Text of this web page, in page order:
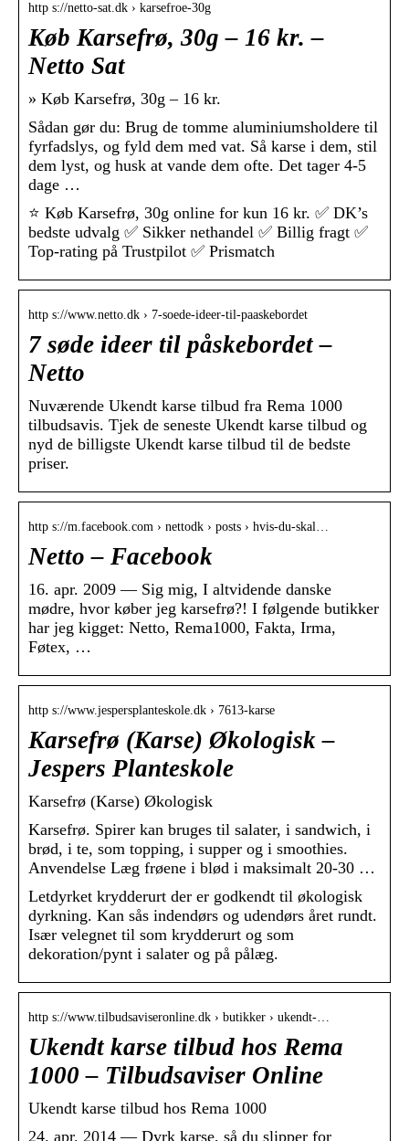
http s://netto-sat.dk › karsefroe-30g
Køb Karsefrø, 30g – 16 kr. –
Netto Sat
» Køb Karsefrø, 30g – 16 kr.
Sådan gør du: Brug de tomme aluminiumsholdere til
fyrfadslys, og fyld dem med vat. Så karse i dem, stil
dem lyst, og husk at vande dem ofte. Det tager 4-5
dage …
⭐ Køb Karsefrø, 30g online for kun 16 kr. ✅ DK’s
bedste udvalg ✅ Sikker nethandel ✅ Billig fragt ✅
Top-rating på Trustpilot ✅ Prismatch
http s://www.netto.dk › 7-soede-ideer-til-paaskebordet
7 søde ideer til påskebordet –
Netto
Nuværende Ukendt karse tilbud fra Rema 1000
tilbudsavis. Tjek de seneste Ukendt karse tilbud og
nyd de billigste Ukendt karse tilbud til de bedste
priser.
http s://m.facebook.com › nettodk › posts › hvis-du-skal…
Netto – Facebook
16. apr. 2009 — Sig mig, I altvidende danske
mødre, hvor køber jeg karsefrø?! I følgende butikker
har jeg kigget: Netto, Rema1000, Fakta, Irma,
Føtex, …
http s://www.jespersplanteskole.dk › 7613-karse
Karsefrø (Karse) Økologisk –
Jespers Planteskole
Karsefrø (Karse) Økologisk
Karsefrø. Spirer kan bruges til salater, i sandwich, i
brød, i te, som topping, i supper og i smoothies.
Anvendelse Læg frøene i blød i maksimalt 20-30 …
Letdyrket krydderurt der er godkendt til økologisk
dyrkning. Kan sås indendørs og udendørs året rundt.
Især velegnet til som krydderurt og som
dekoration/pynt i salater og på pålæg.
http s://www.tilbudsaviseronline.dk › butikker › ukendt-…
Ukendt karse tilbud hos Rema
1000 – Tilbudsaviser Online
Ukendt karse tilbud hos Rema 1000
24. apr. 2014 — Dyrk karse, så du slipper for